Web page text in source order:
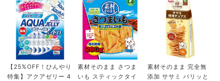
【25%OFF！ひんやり
特集】アクアゼリー 4
素材そのまま さつま
いも スティックタイ
素材そのまま 完全無
添加 ササミ パリッと